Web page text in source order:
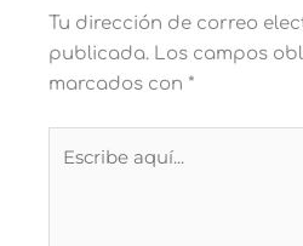
Tu dirección de correo
publicada. Los campos
marcados con *